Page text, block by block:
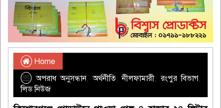
Home
অপরাধ অনুসন্ধান,অর্থনীতি,নীলফামারী,রংপুর বিভাগ,
লিড নিউজ